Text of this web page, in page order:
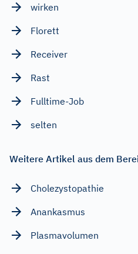
wirken
Florett
Receiver
Rast
Fulltime-Job
selten
Weitere Artikel aus dem
Cholezystopathie
Anankasmus
Plasmavolumen